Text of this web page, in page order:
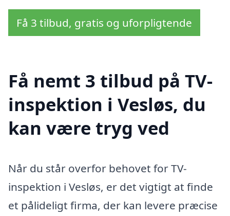
Få 3 tilbud, gratis og uforpligtende
Få nemt 3 tilbud på TV-
inspektion i Vesløs, du
kan være tryg ved
Når du står overfor behovet for TV-
inspektion i Vesløs, er det vigtigt at finde
et pålideligt firma, der kan levere præcise